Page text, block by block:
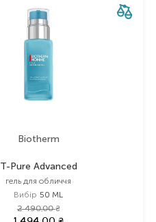
Biotherm
T-Pure Advanced
гель для обличчя
Вибір 50 ML
2 490,00₴